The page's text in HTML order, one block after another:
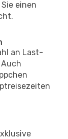
einen
an Last-